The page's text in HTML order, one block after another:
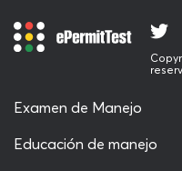
emblema de triángulo
para advertir sobre su
de carretera que se
Examen de Manejo
Educación de manejo